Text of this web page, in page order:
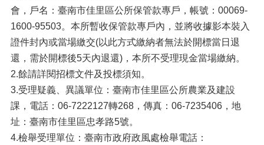
會，戶名：臺南市佳里區公所保管款專戶，帳號：00069-
1600-95503。本所暫收保管款專戶內，並將收據影本裝入
證件封內或當場繳交(以此方式繳納者無法於開標當日退
還，需於開標後5天內退還)，本所不受理現金當場繳納。
2.餘請詳閱招標文件及投標須知。
3.受理疑義、異議單位：臺南市佳里區公所農業及建設
課，電話：06-7222127轉268，傳真：06-7235406，地
址：臺南市佳里區忠孝路5號。
4.檢舉受理單位：臺南市政府政風處檢舉電話：